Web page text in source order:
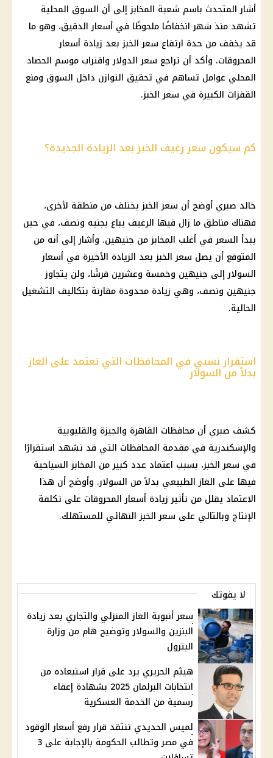
أشار المتحدث باسم شعبة المخابز إلى أن السوق المحلية
تشهد منذ شهر انخفاضًا ملحوظًا في أسعار الدقيق، وهو ما
قد يخفف من حدة ارتفاع سعر الخبز بعد زيادة أسعار
المحروقات. وأكد أن تراجع سعر الدولار واقتراب موسم الحصاد
المحلي عوامل تساهم في تحقيق التوازن داخل السوق ومنع
القفزات الكبيرة في سعر الخبز.
كم سيكون سعر رغيف الخبز بعد الزيادة الجديدة؟
خالد صبري أوضح أن سعر الخبز يختلف من منطقة لأخرى،
فهناك مناطق ما زال فيها الرغيف يباع بجنيه ونصف، في حين
يبدأ السعر في أغلب المخابز من جنيهين. وأشار إلى أنه من
المتوقع أن يصل سعر الخبز بعد الزيادة الأخيرة في أسعار
السولار إلى جنيهين وخمسة وعشرين قرشًا، ولن يتجاوز
جنيهين ونصف، وهي زيادة محدودة مقارنة بتكاليف التشغيل
الحالية.
استقرار نسبي في المحافظات التي تعتمد على الغاز
بدلاً من السولار
كشف صبري أن محافظات القاهرة والجيزة والقليوبية
والإسكندرية في مقدمة المحافظات التي قد تشهد استقرارًا
في سعر الخبز، بسبب اعتماد عدد كبير من المخابز السياحية
فيها على الغاز الطبيعي بدلاً من السولار. وأوضح أن هذا
الاعتماد يقلل من تأثير زيادة أسعار المحروقات على تكلفة
الإنتاج وبالتالي على سعر الخبز النهائي للمستهلك.
لا يفوتك
سعر أنبوبة الغاز المنزلي والتجاري بعد زيادة
البنزين والسولار وتوضيح هام من وزارة
البترول
هيثم الحريري يرد على قرار استبعاده من
انتخابات البرلمان 2025 بشهادة إعفاء
رسمية من الخدمة العسكرية
لميس الحديدي تنتقد قرار رفع أسعار الوقود
في مصر وتطالب الحكومة بالإجابة على 3